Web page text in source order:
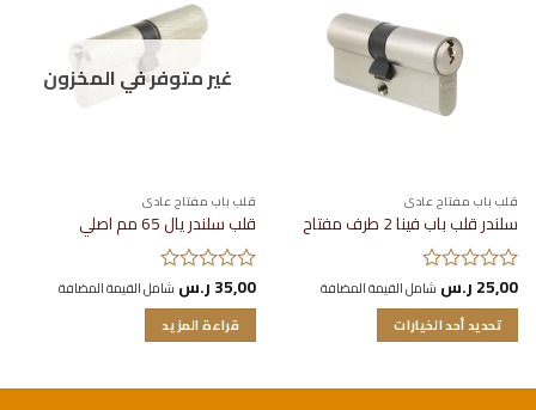
قلب باب مفتاح عادي
سلندر قلب باب فينا 2 طرف مفتاح
تم
التقييم
من
25,00ر.س شامل القيمة المضافة
تحديد أحد الخيارات
هناك
غير متوفر في المخزون
قلب باب مفتاح عادي
قلب سلندر يال 65 مم اصلي
تم
التقييم
من
35,00ر.س شامل القيمة المضافة
قراءة المزيد